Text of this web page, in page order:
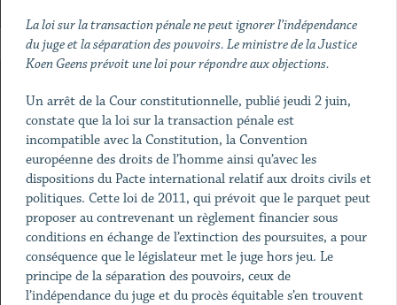
La loi sur la transaction pénale ne peut ignorer l’indépendance
du juge et la séparation des pouvoirs. Le ministre de la Justice
Koen Geens prévoit une loi pour répondre aux objections.
Un arrêt de la Cour constitutionnelle, publié jeudi 2 juin,
constate que la loi sur la transaction pénale est
incompatible avec la Constitution, la Convention
européenne des droits de l’homme ainsi qu’avec les
dispositions du Pacte international relatif aux droits civils et
politiques. Cette loi de 2011, qui prévoit que le parquet peut
proposer au contrevenant un règlement financier sous
conditions en échange de l’extinction des poursuites, a pour
conséquence que le législateur met le juge hors jeu. Le
principe de la séparation des pouvoirs, ceux de
l’indépendance du juge et du procès équitable s’en trouvent